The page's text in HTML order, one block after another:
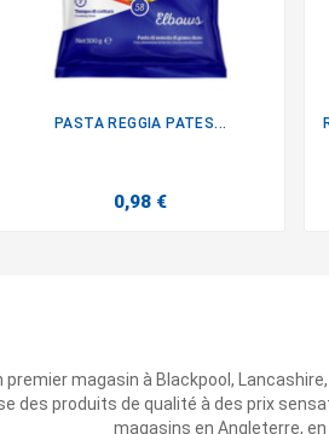
PASTA REGGIA PATES...
0,98 €
premier magasin à Blackpool,
des produits de qualité à des prix
magasins en Angleterre, en